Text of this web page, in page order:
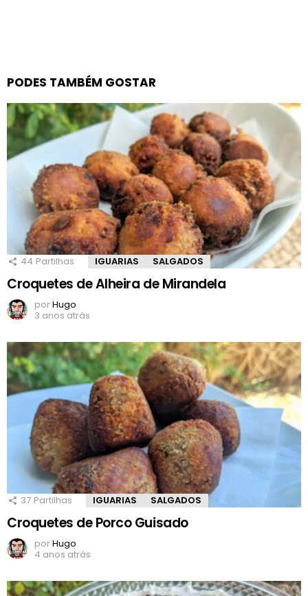
PODES TAMBÉM GOSTAR
44 Partilhas IGUARIAS SALGADOS
Croquetes de Alheira de Mirandela
porHugo
3 anos atrás
37 Partilhas IGUARIAS SALGADOS
Croquetes de Porco Guisado
porHugo
4 anos atrás